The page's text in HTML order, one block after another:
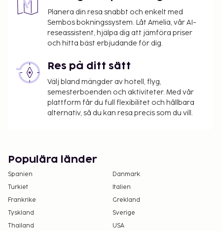
Planera din resa snabbt och enkelt med
Sembos bokningssystem. Låt Amelia, vår AI-
reseassistent, hjälpa dig att jämföra priser
och hitta bäst erbjudande för dig.
Res på ditt sätt
Välj bland mängder av hotell, flyg,
semesterboenden och aktiviteter. Med vår
plattform får du full flexibilitet och hållbara
alternativ, så du kan resa precis som du vill.
Populära länder
Spanien
Danmark
Turkiet
Italien
Frankrike
Grekland
Tyskland
Sverige
Thailand
USA